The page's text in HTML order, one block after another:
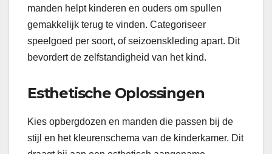
manden helpt kinderen en ouders om spullen
gemakkelijk terug te vinden. Categoriseer
speelgoed per soort, of seizoenskleding apart. Dit
bevordert de zelfstandigheid van het kind.
Esthetische Oplossingen
Kies opbergdozen en manden die passen bij de
stijl en het kleurenschema van de kinderkamer. Dit